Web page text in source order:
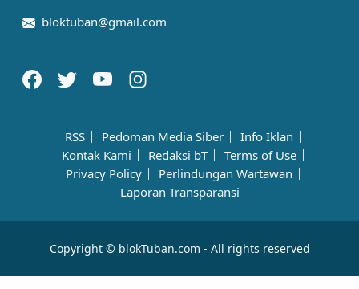
bloktuban@gmail.com
RSS Pedoman Media Siber
Info Iklan
Kontak Kami
Redaksi bT
Terms of Use
Privacy Policy
Perlindungan Wartawan
Laporan Transparansi
Copyright © blokTuban.com - All rights reserved